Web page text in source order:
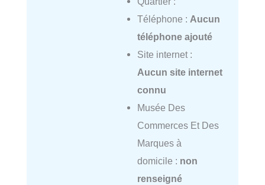
Téléphone : Aucun
téléphone ajouté
Site internet :
Aucun site internet
connu
Musée Des
Commerces Et Des
Marques à
domicile : non
renseigné